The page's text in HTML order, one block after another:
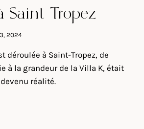
Saint Tropez
2024
déroulée à Saint-Tropez, de
à la grandeur de la Villa K, était
réalité.